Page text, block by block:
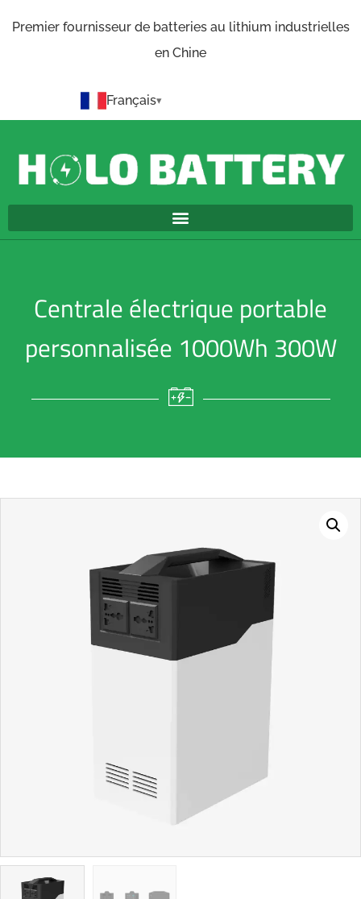
Premier fournisseur de batteries au lithium industrielles
en Chine
Français
Centrale électrique portable
personnalisée 1000Wh 300W